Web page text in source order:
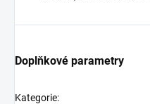
Doplňkové parametry
Kategorie: